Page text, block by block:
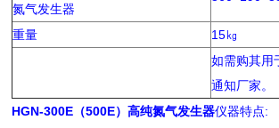
氮气发生器
重量 15㎏
如需购其用
通知厂家。
HGN-300E（500E）高纯氮气发生器仪器特点: